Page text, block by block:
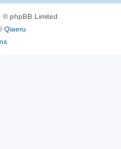
© phpBB Limited
Qiaeru